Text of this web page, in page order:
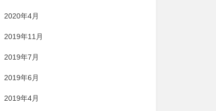
2020年4月
2019年11月
2019年7月
2019年6月
2019年4月